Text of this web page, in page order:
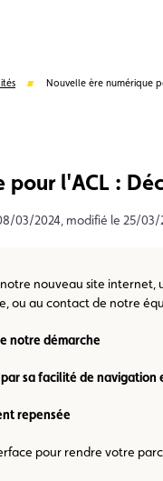
Nouvelle ère numérique
pour l'ACL :
03/2024, modifié le 25/03/
nouveau site
ou au contact de notre
notre démarche
sa facilité de
repensée
pour rendre votre